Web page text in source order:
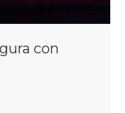
con